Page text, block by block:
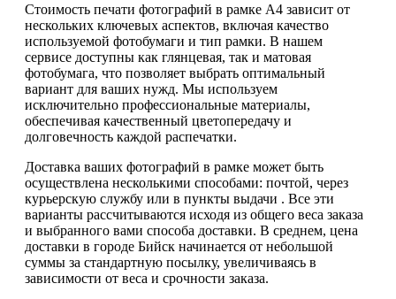
Стоимость печати фотографий в рамке А4 зависит от
нескольких ключевых аспектов, включая качество
используемой фотобумаги и тип рамки. В нашем
сервисе доступны как глянцевая, так и матовая
фотобумага, что позволяет выбрать оптимальный
вариант для ваших нужд. Мы используем
исключительно профессиональные материалы,
обеспечивая качественный цветопередачу и
долговечность каждой распечатки.
Доставка ваших фотографий в рамке может быть
осуществлена несколькими способами: почтой, через
курьерскую службу или в пункты выдачи . Все эти
варианты рассчитываются исходя из общего веса заказа
и выбранного вами способа доставки. В среднем, цена
доставки в городе Бийск начинается от небольшой
суммы за стандартную посылку, увеличиваясь в
зависимости от веса и срочности заказа.